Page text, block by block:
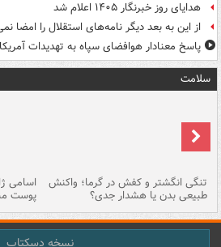
هدایای روز خبرنگار ۱۴۰۵ اعلام شد
از این به بعد دیگر نامه‌های استقلال را امضا
پاسخ معنادار هوافضای سپاه به تهدیدات
سلامت
تنگی انگشتر و کفش در گرما؛ واکنش
طبیعی بدن یا هشدار جدی؟
اسامی
پوست
نسخه دسکتاپ